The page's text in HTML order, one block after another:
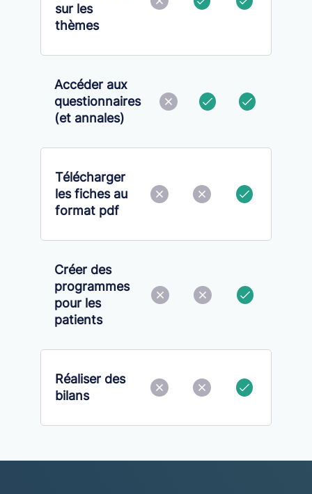
sur les
thèmes
Accéder aux
questionnaires
(et annales)
Télécharger
les fiches au
format pdf
Créer des
programmes
pour les
patients
Réaliser des
bilans